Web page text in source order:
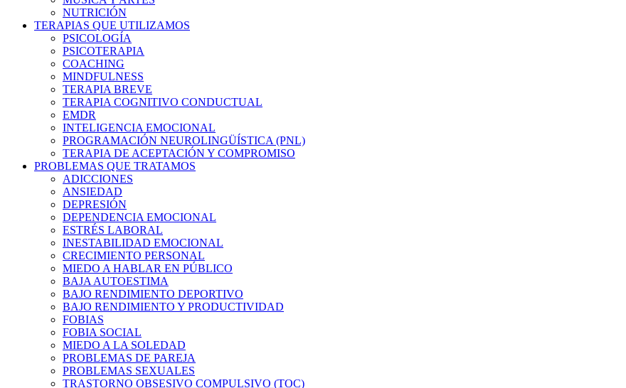
NUTRICIÓN
TERAPIAS QUE UTILIZAMOS
PSICOLOGÍA
PSICOTERAPIA
COACHING
MINDFULNESS
TERAPIA BREVE
TERAPIA COGNITIVO CONDUCTUAL
EMDR
INTELIGENCIA EMOCIONAL
PROGRAMACIÓN NEUROLINGÜÍSTICA (PNL)
TERAPIA DE ACEPTACIÓN Y COMPROMISO
PROBLEMAS QUE TRATAMOS
ADICCIONES
ANSIEDAD
DEPRESIÓN
DEPENDENCIA EMOCIONAL
ESTRÉS LABORAL
INESTABILIDAD EMOCIONAL
CRECIMIENTO PERSONAL
MIEDO A HABLAR EN PÚBLICO
BAJA AUTOESTIMA
BAJO RENDIMIENTO DEPORTIVO
BAJO RENDIMIENTO Y PRODUCTIVIDAD
FOBIAS
FOBIA SOCIAL
MIEDO A LA SOLEDAD
PROBLEMAS DE PAREJA
PROBLEMAS SEXUALES
TRASTORNO OBSESIVO COMPULSIVO (TOC)